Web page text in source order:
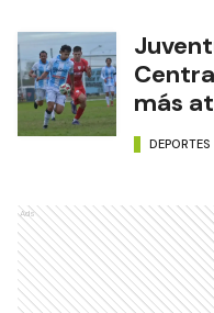
DEPORTES
DEPORTES
Ads